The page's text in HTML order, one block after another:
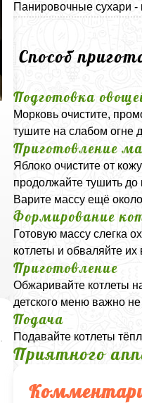
Панировочные сухари -
Способ
Подготовка
Морковь очистите,
тушите на слабом огне
Приготовление
Яблоко очистите от
продолжайте тушить до
Варите массу ещё
Формирование
Готовую массу слегка
котлеты и обваляйте
Приготовление
Обжаривайте котлеты
детского меню важно
Подача
Подавайте котлеты
Приятного